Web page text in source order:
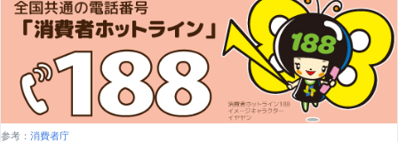
参考： 消費者庁